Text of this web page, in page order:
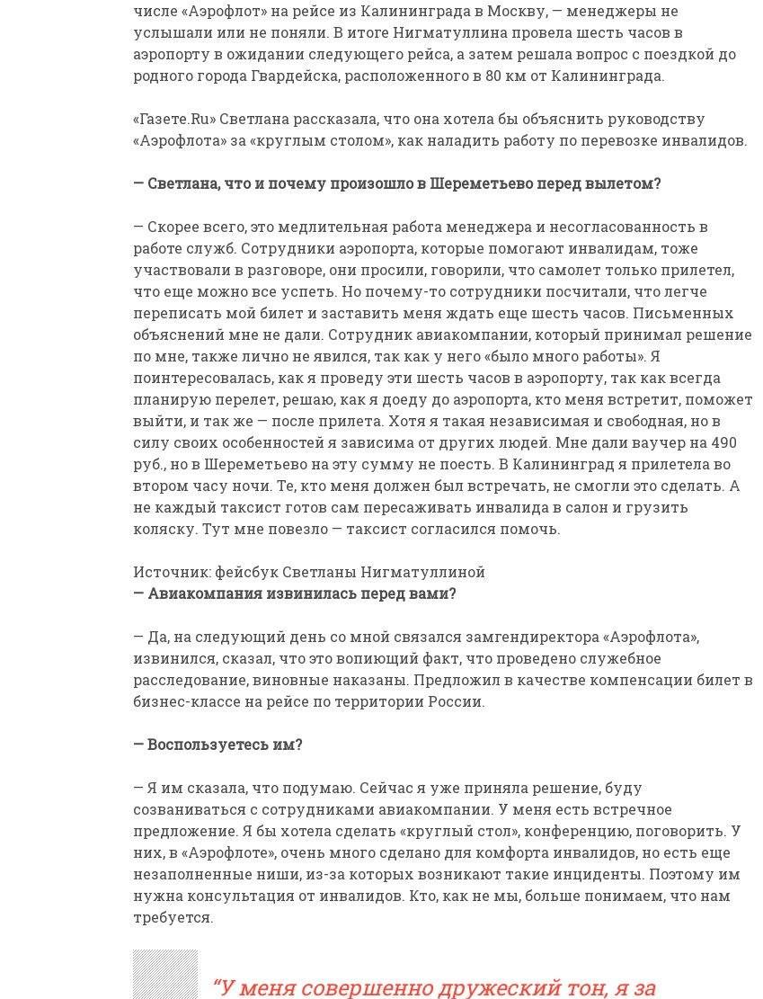
числе «Аэрофлот» на рейсе из Калининграда в Москву, — менеджеры не
услышали или не поняли. В итоге Нигматуллина провела шесть часов в
аэропорту в ожидании следующего рейса, а затем решала вопрос с поездкой до
родного города Гвардейска, расположенного в 80 км от Калининграда.
«Газете.Ru» Светлана рассказала, что она хотела бы объяснить руководству
«Аэрофлота» за «круглым столом», как наладить работу по перевозке инвалидов.
— Светлана, что и почему произошло в Шереметьево перед вылетом?
— Скорее всего, это медлительная работа менеджера и несогласованность в
работе служб. Сотрудники аэропорта, которые помогают инвалидам, тоже
участвовали в разговоре, они просили, говорили, что самолет только прилетел,
что еще можно все успеть. Но почему-то сотрудники посчитали, что легче
переписать мой билет и заставить меня ждать еще шесть часов. Письменных
объяснений мне не дали. Сотрудник авиакомпании, который принимал решение
по мне, также лично не явился, так как у него «было много работы». Я
поинтересовалась, как я проведу эти шесть часов в аэропорту, так как всегда
планирую перелет, решаю, как я доеду до аэропорта, кто меня встретит, поможет
выйти, и так же — после прилета. Хотя я такая независимая и свободная, но в
силу своих особенностей я зависима от других людей. Мне дали ваучер на 490
руб., но в Шереметьево на эту сумму не поесть. В Калининград я прилетела во
втором часу ночи. Те, кто меня должен был встречать, не смогли это сделать. А
не каждый таксист готов сам пересаживать инвалида в салон и грузить
коляску. Тут мне повезло — таксист согласился помочь.
Источник: фейсбук Светланы Нигматуллиной
— Авиакомпания извинилась перед вами?
— Да, на следующий день со мной связался замгендиректора «Аэрофлота»,
извинился, сказал, что это вопиющий факт, что проведено служебное
расследование, виновные наказаны. Предложил в качестве компенсации билет в
бизнес-классе на рейсе по территории России.
— Воспользуетесь им?
— Я им сказала, что подумаю. Сейчас я уже приняла решение, буду
созваниваться с сотрудниками авиакомпании. У меня есть встречное
предложение. Я бы хотела сделать «круглый стол», конференцию, поговорить. У
них, в «Аэрофлоте», очень много сделано для комфорта инвалидов, но есть еще
незаполненные ниши, из-за которых возникают такие инциденты. Поэтому им
нужна консультация от инвалидов. Кто, как не мы, больше понимаем, что нам
требуется.
У меня совершенно дружеский тон, я за